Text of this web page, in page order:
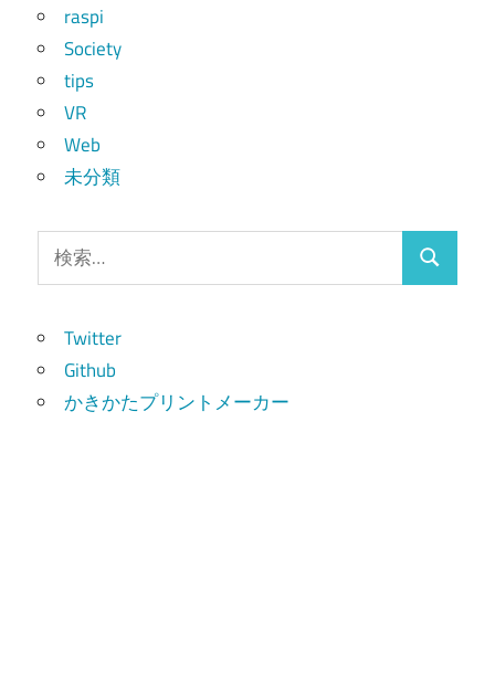
raspi
Society
tips
VR
Web
未分類
索:
検
Twitter
Github
かきかたプリントメーカー